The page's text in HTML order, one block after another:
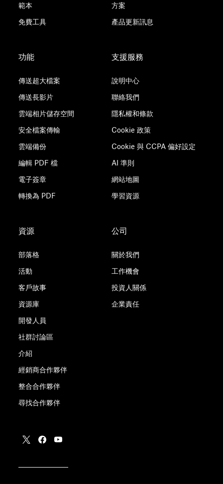
範本
免費工具
方案
產品更新訊息
功能
傳送超大檔案
傳送長影片
雲端相片儲存空間
安全檔案傳輸
雲端備份
編輯 PDF 檔
電子簽章
轉換為 PDF
支援服務
說明中心
聯絡我們
隱私權和條款
Cookie 政策
Cookie 與 CCPA 偏好設定
AI 準則
網站地圖
學習資源
資源
部落格
活動
客戶故事
資源庫
開發人員
社群討論區
介紹
經銷商合作夥伴
整合合作夥伴
尋找合作夥伴
公司
關於我們
工作機會
投資人關係
企業責任